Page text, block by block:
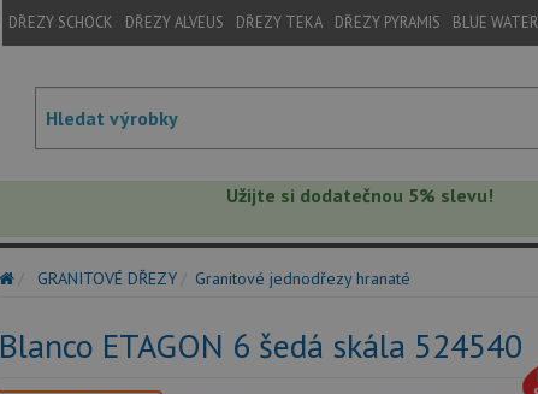
DŘEZY SCHOCK DŘEZY ALVEUS DŘEZY TEKA DŘEZY PYRAMIS BLUE WATER
Užijte si dodatečnou 5% slevu!
GRANITOVÉ DŘEZY Granitové jednodřezy hranaté
Blanco ETAGON 6 šedá skála 524540